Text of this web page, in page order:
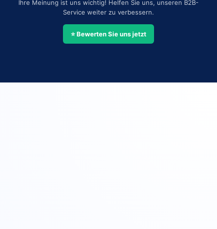
Ihre Meinung ist uns wichtig! Helfen Sie uns, unseren B2B-
Service weiter zu verbessern.
⭐ Bewerten Sie uns jetzt